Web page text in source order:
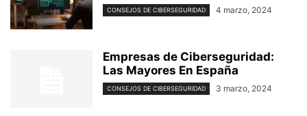
CONSEJOS DE CIBERSEGURIDAD 4 marzo, 2024
Empresas de Ciberseguridad:
Las Mayores En España
CONSEJOS DE CIBERSEGURIDAD 3 marzo, 2024